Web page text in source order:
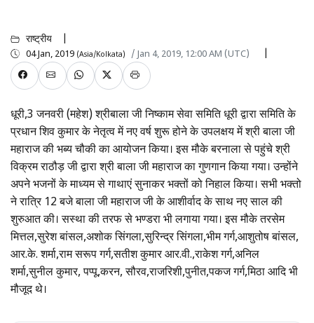
राष्ट्रीय
04 Jan, 2019 (Asia/Kolkata) / Jan 4, 2019, 12:00 AM (UTC)
धूरी,3 जनवरी (महेश) श्रीबाला जी निष्काम सेवा समिति धूरी द्वारा समिति के
प्रधान शिव कुमार के नेतृत्व में नए वर्ष शुरू होने के उपलक्षय में श्री बाला जी
महाराज की भब्य चौकी का आयोजन किया। इस मौके बरनाला से पहुंचे श्री
विक्रम राठौड़ जी द्वारा श्री बाला जी महाराज का गुणगान किया गया। उन्होंने
अपने भजनों के माध्यम से गाथाएं सुनाकर भक्तों को निहाल किया। सभी भक्तो
ने रात्रि 12 बजे बाला जी महाराज जी के आशीर्वाद के साथ नए साल की
शुरुआत की। सस्था की तरफ से भण्डरा भी लगाया गया। इस मौके तरसेम
मित्तल,सुरेश बांसल,अशोक सिंगला,सुरिन्द्र सिंगला,भीम गर्ग,आशुतोष बांसल,
आर.के. शर्मा,राम सरूप गर्ग,सतीश कुमार आर.वी.,राकेश गर्ग,अनिल
शर्मा,सुनील कुमार, पप्पू,करन, सौरव,राजरिशी,पुनीत,पकज गर्ग,मिठा आदि भी
मौजूद थे।